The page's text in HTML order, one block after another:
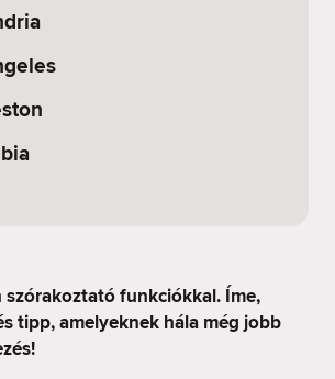
szórakoztató funkciókkal. Íme,
tipp, amelyeknek hála még jobb